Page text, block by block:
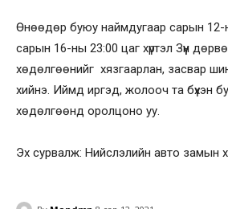
Өнөөдөр буюу наймдугаар сарын 12-
сарын 16-ны 23:00 цаг хүртэл Зүүн
хөдөлгөөнийг хязгаарлан, засвар
хийнэ. Иймд иргэд, жолооч та бүхэн
хөдөлгөөнд оролцоно уу.
Эх сурвалж: Нийслэлийн авто замын